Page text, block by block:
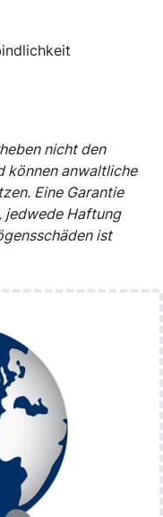
nicht den
können anwaltliche
Eine Garantie
jedwede Haftung
ist